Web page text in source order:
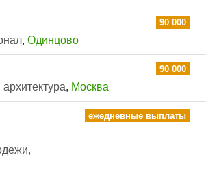
, Одинцово
90 000
, Москва
90 000
ежедневные выплаты